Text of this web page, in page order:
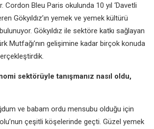
Cordon Bleu Paris okulunda 10 yıl ‘Davetli
Gökyıldız’ın yemek ve yemek kültürü
Gökyıldız ile sektöre katkı sağlayan
Mutfağı’nın gelişimine kadar birçok konuda
sektörüyle tanışmanız nasıl oldu,
ve babam ordu mensubu olduğu için
çeşitli köşelerinde geçti. Güzel yemek